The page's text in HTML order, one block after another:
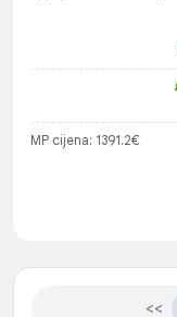
MP cijena: 1391.2€
<<